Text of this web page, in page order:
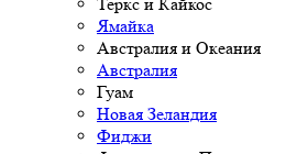
Ямайка
Австралия и Океания
Австралия
Гуам
Новая Зеландия
Фиджи